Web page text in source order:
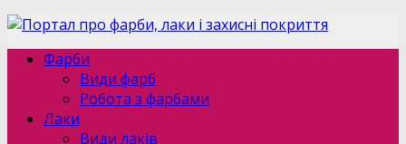
Фарби
Види фарб
Робота з фарбами
Лаки
Види лаків